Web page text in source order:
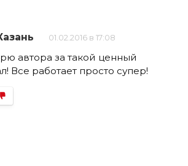
01.02.2016 в 17:08
автора за такой ценный
Все работает просто супер!